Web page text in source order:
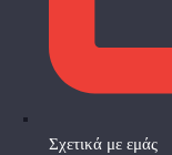
Σχετικά με εμάς